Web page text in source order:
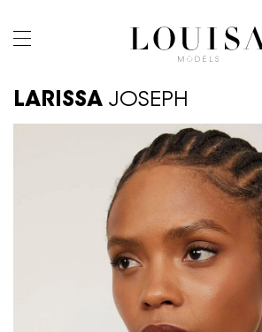
LARISSA JOSEPH